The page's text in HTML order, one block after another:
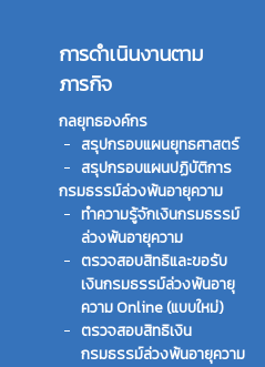
การดำเนินงานตาม
ภารกิจ
กลยุทธองค์กร
สรุปกรอบแผนยุทธศาสตร์
สรุปกรอบแผนปฏิบัติการ
กรมธรรม์ล่วงพ้นอายุความ
ทําความรู้จักเงินกรมธรรม์
ล่วงพ้นอายุความ
ตรวจสอบสิทธิและขอรับ
เงินกรมธรรม์ล่วงพ้นอายุ
ความ Online (แบบใหม่)
ตรวจสอบสิทธิเงิน
กรมธรรม์ล่วงพ้นอายุความ